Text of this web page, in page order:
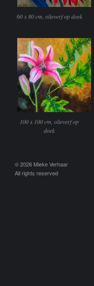
60 x 80 cm, olieverf op doek
100 x 100 cm, olieverf op
doek
© 2026 Mieke Verhaar
All rights reserved